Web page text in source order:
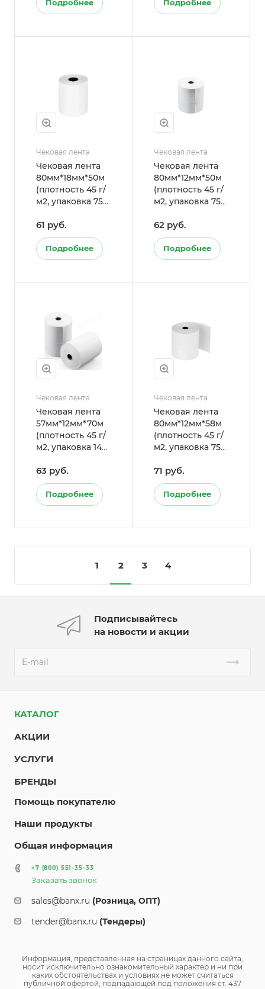
Подробнее Подробнее
Чековая лента
Чековая лента
80мм*18мм*50м
(плотность 45 г/
м2, упаковка 75
61 руб.
Подробнее
Чековая лента
Чековая лента
80мм*12мм*50м
(плотность 45 г/
м2, упаковка 75
62 руб.
Подробнее
Чековая лента
Чековая лента
57мм*12мм*70м
(плотность 45 г/
м2, упаковка 144
63 руб.
Подробнее
Чековая лента
Чековая лента
80мм*12мм*58м
(плотность 45 г/
м2, упаковка 75
71 руб.
Подробнее
1 2 3 4
Подписывайтесь
на новости и акции
КАТАЛОГ
АКЦИИ
УСЛУГИ
БРЕНДЫ
Помощь покупателю
Наши продукты
Общая информация
+7 (800) 551-35-33
Заказать звонок
sales@banx.ru (Розница, ОПТ)
tender@banx.ru (Тендеры)
Информация, представленная на страницах данного сайта,
носит исключительно ознакомительный характер и ни при
каких обстоятельствах и условиях не может считаться
публичной офертой, подпадающей под положения ст. 437